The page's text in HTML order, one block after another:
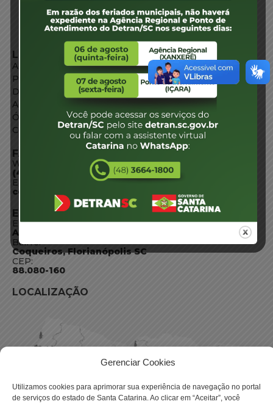
Gerenciar Cookies
Utilizamos cookies para aprimorar sua experiência de navegação no portal
de serviços do estado de Santa Catarina. Ao clicar em “Aceitar”, você
LINKS EXTERNOS
Agência de Notícias
Portal de Serviços
Diário Oficial
Acesso à Informação
Órgãos do Governo
Conheça SC
FALE CONOSCO
WhatsApp:
(48) 3664-1800
E-mail:
centraldeinformacoes@detran.sc.gov.br
ENDEREÇO
Endereço:
Av. Almirante Tamandaré - 480
Bairro:
Coqueiros, Florianópolis SC
CEP:
88.080-160
LOCALIZAÇÃO